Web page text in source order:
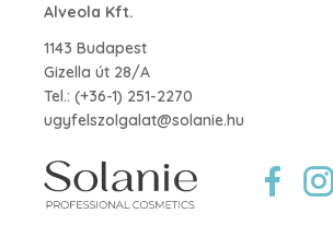
Alveola Kft.
1143 Budapest
Gizella út 28/A
Tel.: (+36-1) 251-2270
ugyfelszolgalat@solanie.hu